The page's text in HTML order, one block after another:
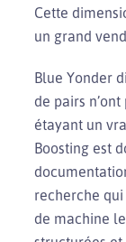
Cette
un grand
Blue Yonder
de pairs
étayant un
Boosting est
recherche
de machine